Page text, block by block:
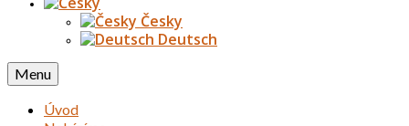
Česky
Deutsch
Menu
Úvod